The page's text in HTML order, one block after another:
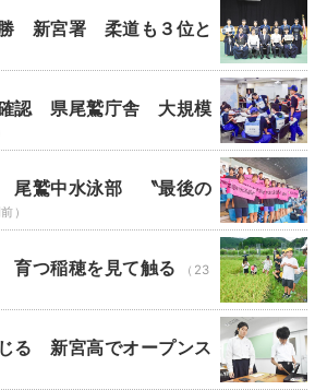
新宮署 柔道も３位と
確認 県尾鷲庁舎 大規模
尾鷲中水泳部 〝最後の
）
つ稲穂を見て触る
（23
る 新宮高でオープンス